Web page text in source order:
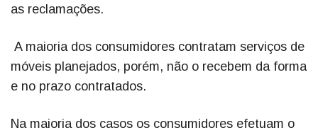
as reclamações.
A maioria dos consumidores contratam serviços de
móveis planejados, porém, não o recebem da forma
e no prazo contratados.
Na maioria dos casos os consumidores efetuam o